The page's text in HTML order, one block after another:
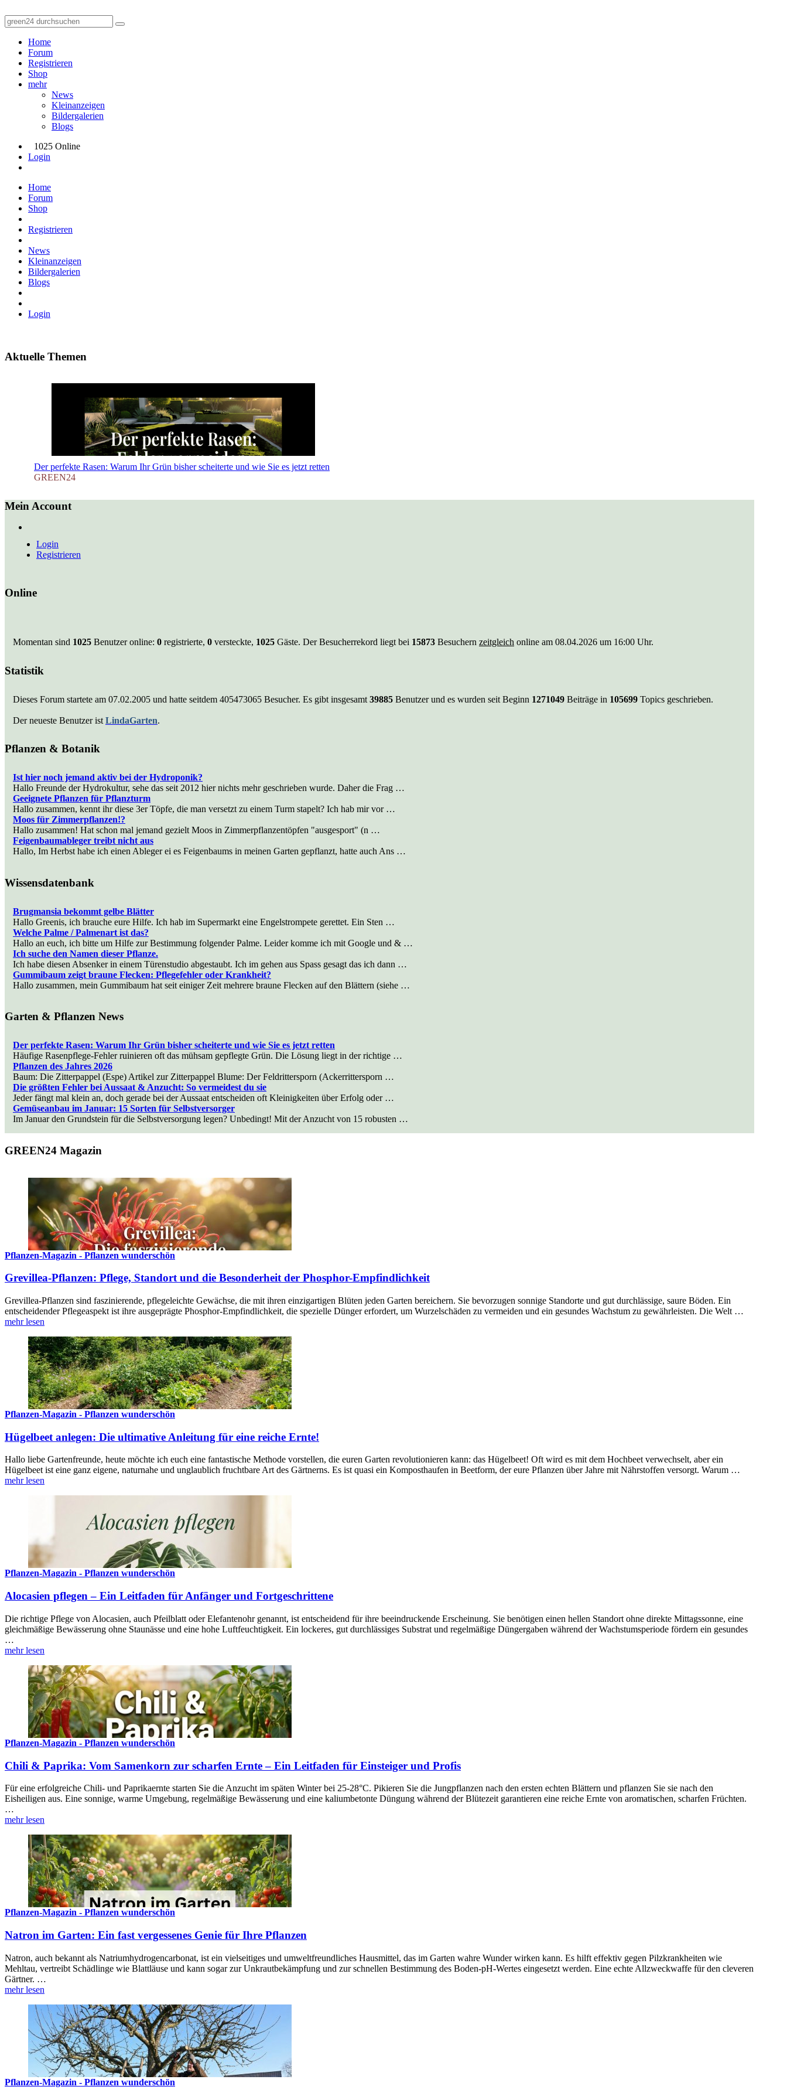
Home
Forum
Registrieren
Shop
mehr
News
Kleinanzeigen
Bildergalerien
Blogs
1025 Online
Login
Home
Forum
Shop
Registrieren
News
Kleinanzeigen
Bildergalerien
Blogs
Login
Aktuelle Themen
Der perfekte Rasen: Warum Ihr Grün bisher scheiterte und wie Sie es jetzt retten
GREEN24
Mein Account
Login
Registrieren
Online
Momentan sind 1025 Benutzer online: 0 registrierte, 0 versteckte, 1025 Gäste. Der Besucherrekord liegt bei 15873 Besuchern zeitgleich online am 08.04.2026 um 16:00 Uhr.
Statistik
Dieses Forum startete am 07.02.2005 und hatte seitdem 405473065 Besucher. Es gibt insgesamt 39885 Benutzer und es wurden seit Beginn 1271049 Beiträge in 105699 Topics geschrieben.
Der neueste Benutzer ist LindaGarten.
Pflanzen & Botanik
Ist hier noch jemand aktiv bei der Hydroponik?
Hallo Freunde der Hydrokultur, sehe das seit 2012 hier nichts mehr geschrieben wurde. Daher die Frag …
Geeignete Pflanzen für Pflanzturm
Hallo zusammen, kennt ihr diese 3er Töpfe, die man versetzt zu einem Turm stapelt? Ich hab mir vor …
Moos für Zimmerpflanzen!?
Hallo zusammen! Hat schon mal jemand gezielt Moos in Zimmerpflanzentöpfen "ausgesport" (n …
Feigenbaumableger treibt nicht aus
Hallo, Im Herbst habe ich einen Ableger ei es Feigenbaums in meinen Garten gepflanzt, hatte auch Ans …
Wissensdatenbank
Brugmansia bekommt gelbe Blätter
Hallo Greenis, ich brauche eure Hilfe. Ich hab im Supermarkt eine Engelstrompete gerettet. Ein Sten …
Welche Palme / Palmenart ist das?
Hallo an euch, ich bitte um Hilfe zur Bestimmung folgender Palme. Leider komme ich mit Google und & …
Ich suche den Namen dieser Pflanze.
Ich habe diesen Absenker in einem Türenstudio abgestaubt. Ich im gehen aus Spass gesagt das ich dann …
Gummibaum zeigt braune Flecken: Pflegefehler oder Krankheit?
Hallo zusammen, mein Gummibaum hat seit einiger Zeit mehrere braune Flecken auf den Blättern (siehe …
Garten & Pflanzen News
Der perfekte Rasen: Warum Ihr Grün bisher scheiterte und wie Sie es jetzt retten
Häufige Rasenpflege-Fehler ruinieren oft das mühsam gepflegte Grün. Die Lösung liegt in der richtige …
Pflanzen des Jahres 2026
Baum: Die Zitterpappel (Espe) Artikel zur Zitterpappel Blume: Der Feldrittersporn (Ackerrittersporn …
Die größten Fehler bei Aussaat & Anzucht: So vermeidest du sie
Jeder fängt mal klein an, doch gerade bei der Aussaat entscheiden oft Kleinigkeiten über Erfolg oder …
Gemüseanbau im Januar: 15 Sorten für Selbstversorger
Im Januar den Grundstein für die Selbstversorgung legen? Unbedingt! Mit der Anzucht von 15 robusten …
GREEN24 Magazin
Pflanzen-Magazin - Pflanzen wunderschön
Grevillea-Pflanzen: Pflege, Standort und die Besonderheit der Phosphor-Empfindlichkeit
Grevillea-Pflanzen sind faszinierende, pflegeleichte Gewächse, die mit ihren einzigartigen Blüten jeden Garten bereichern. Sie bevorzugen sonnige Standorte und gut durchlässige, saure Böden. Ein
entscheidender Pflegeaspekt ist ihre ausgeprägte Phosphor-Empfindlichkeit, die spezielle Dünger erfordert, um Wurzelschäden zu vermeiden und ein gesundes Wachstum zu gewährleisten. Die Welt …
mehr lesen
Pflanzen-Magazin - Pflanzen wunderschön
Hügelbeet anlegen: Die ultimative Anleitung für eine reiche Ernte!
Hallo liebe Gartenfreunde, heute möchte ich euch eine fantastische Methode vorstellen, die euren Garten revolutionieren kann: das Hügelbeet! Oft wird es mit dem Hochbeet verwechselt, aber ein
Hügelbeet ist eine ganz eigene, naturnahe und unglaublich fruchtbare Art des Gärtnerns. Es ist quasi ein Komposthaufen in Beetform, der eure Pflanzen über Jahre mit Nährstoffen versorgt. Warum …
mehr lesen
Pflanzen-Magazin - Pflanzen wunderschön
Alocasien pflegen – Ein Leitfaden für Anfänger und Fortgeschrittene
Die richtige Pflege von Alocasien, auch Pfeilblatt oder Elefantenohr genannt, ist entscheidend für ihre beeindruckende Erscheinung. Sie benötigen einen hellen Standort ohne direkte Mittagssonne, eine
gleichmäßige Bewässerung ohne Staunässe und eine hohe Luftfeuchtigkeit. Ein lockeres, gut durchlässiges Substrat und regelmäßige Düngergaben während der Wachstumsperiode fördern ein gesundes
…
mehr lesen
Pflanzen-Magazin - Pflanzen wunderschön
Chili & Paprika: Vom Samenkorn zur scharfen Ernte – Ein Leitfaden für Einsteiger und Profis
Für eine erfolgreiche Chili- und Paprikaernte starten Sie die Anzucht im späten Winter bei 25-28°C. Pikieren Sie die Jungpflanzen nach den ersten echten Blättern und pflanzen Sie sie nach den
Eisheiligen aus. Eine sonnige, warme Umgebung, regelmäßige Bewässerung und eine kaliumbetonte Düngung während der Blütezeit garantieren eine reiche Ernte von aromatischen, scharfen Früchten.
…
mehr lesen
Pflanzen-Magazin - Pflanzen wunderschön
Natron im Garten: Ein fast vergessenes Genie für Ihre Pflanzen
Natron, auch bekannt als Natriumhydrogencarbonat, ist ein vielseitiges und umweltfreundliches Hausmittel, das im Garten wahre Wunder wirken kann. Es hilft effektiv gegen Pilzkrankheiten wie
Mehltau, vertreibt Schädlinge wie Blattläuse und kann sogar zur Unkrautbekämpfung und zur schnellen Bestimmung des Boden-pH-Wertes eingesetzt werden. Eine echte Allzweckwaffe für den cleveren
Gärtner. …
mehr lesen
Pflanzen-Magazin - Pflanzen wunderschön